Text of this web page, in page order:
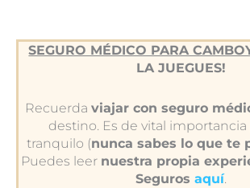
SEGURO MÉDICO PARA
LA JUEGUES!
Recuerda viajar con seguro
destino. Es de vital importancia
tranquilo (nunca sabes lo que te
Puedes leer nuestra propia
Seguros aquí.